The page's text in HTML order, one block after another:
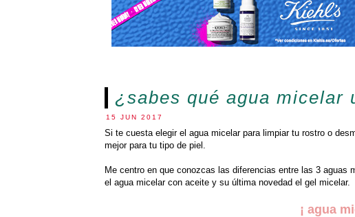
¿sabes qué agua micelar
15 JUN 2017
Si te cuesta elegir el agua micelar para limpiar tu rostro o
mejor para tu tipo de piel.
Me centro en que conozcas las diferencias entre las 3 aguas
el agua micelar con aceite y su última novedad el gel micelar.
¡ agua